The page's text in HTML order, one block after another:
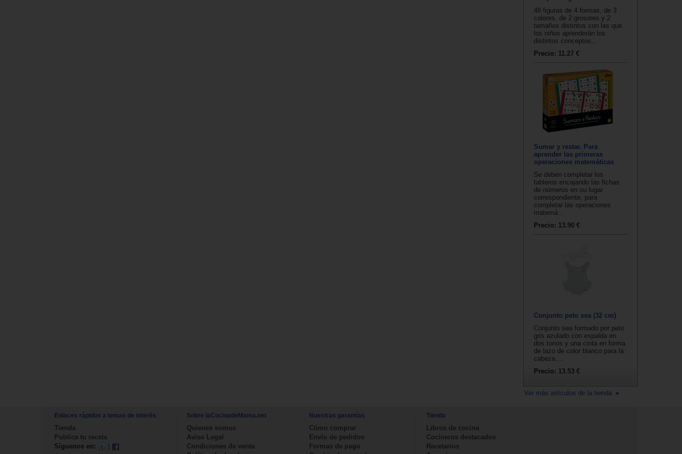
48 figuras de 4 formas, de 3
colores, de 2 grosores y 2
tamaños distintos con las que
los niños aprenderán los
distintos conceptos...
Precio: 11.27 €
Sumar y restar. Para
aprender las primeras
operaciones matemáticas
Se deben completar los
tableros encajando las fichas
de números en su lugar
correspondiente, para
completar las operaciones
matemá...
Precio: 13.90 €
Conjunto peto sea (32 cm)
Conjunto sea formado por peto
gris azulado con espalda en
dos tonos y una cinta en forma
de lazo de color blanco para la
cabeza....
Precio: 13.53 €
Ver más artículos de la tienda
Enlaces rápidos a temas de interés
Tienda
Publica tu receta
Síguenos en:
Sobre laCocinadeMama.net
Quienes somos
Aviso Legal
Condiciones de venta
Nuestras garantías
Cómo comprar
Envío de pedidos
Formas de pago
Tienda
Libros de cocina
Cocineros destacados
Recetarios